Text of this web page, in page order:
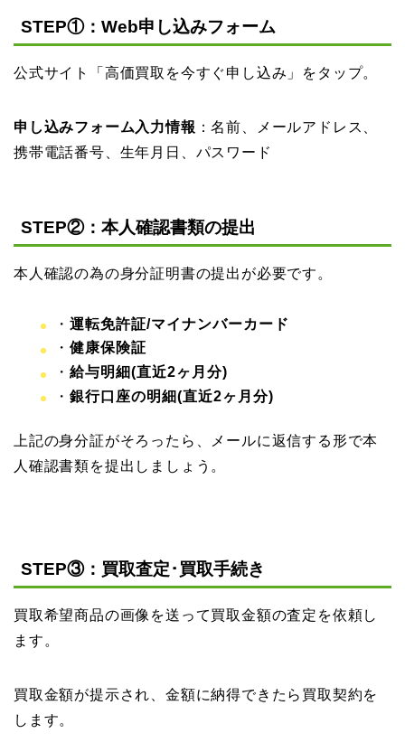
STEP①：Web申し込みフォーム
公式サイト「高価買取を今すぐ申し込み」をタップ。
申し込みフォーム入力情報 ：名前、メールアドレス、
携帯電話番号、生年月日、パスワード
STEP②：本人確認書類の提出
本人確認の為の身分証明書の提出が必要です。
・ 運転免許証/マイナンバーカード
・ 健康保険証
・ 給与明細(直近2ヶ月分)
・ 銀行口座の明細(直近2ヶ月分)
上記の身分証がそろったら、メールに返信する形で本
人確認書類を提出しましょう。
STEP③：買取査定･買取手続き
買取希望商品の画像を送って買取金額の査定を依頼し
ます。
買取金額が提示され、金額に納得できたら買取契約を
します。